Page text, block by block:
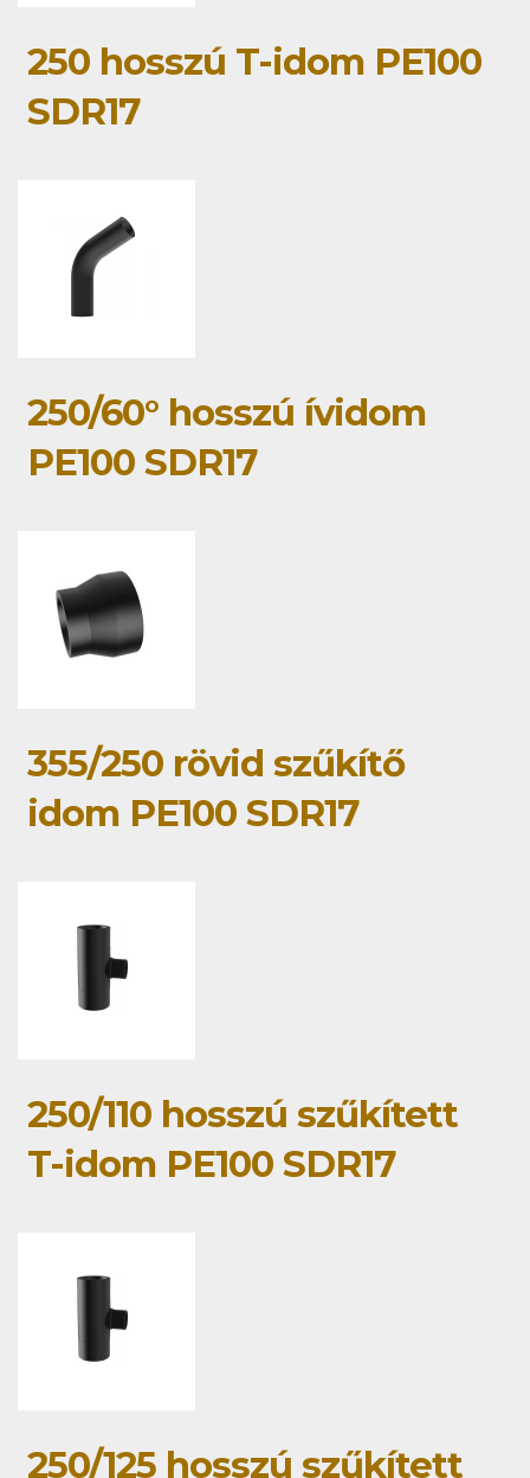
250 hosszú T-idom PE100
SDR17
250/60° hosszú ívidom
PE100 SDR17
355/250 rövid szűkítő
idom PE100 SDR17
250/110 hosszú szűkített
T-idom PE100 SDR17
250/125 hosszú szűkített